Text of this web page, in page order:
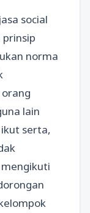
social
norma
lain
serta,